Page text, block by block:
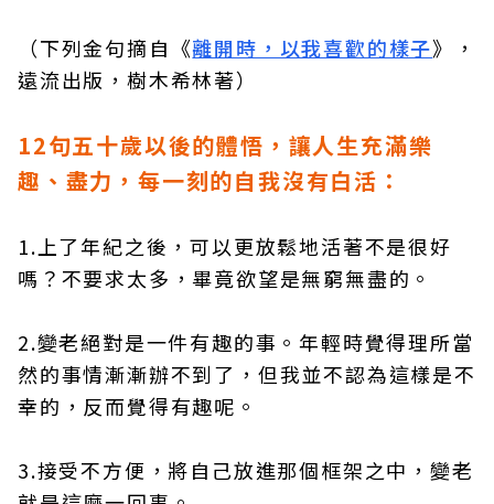
（下列金句摘自《離開時，以我喜歡的樣子》，
遠流出版，樹木希林著）
12句五十歲以後的體悟，讓人生充滿樂
趣、盡力，每一刻的自我沒有白活：
1.上了年紀之後，可以更放鬆地活著不是很好
嗎？不要求太多，畢竟欲望是無窮無盡的。
2.變老絕對是一件有趣的事。年輕時覺得理所當
然的事情漸漸辦不到了，但我並不認為這樣是不
幸的，反而覺得有趣呢。
3.接受不方便，將自己放進那個框架之中，變老